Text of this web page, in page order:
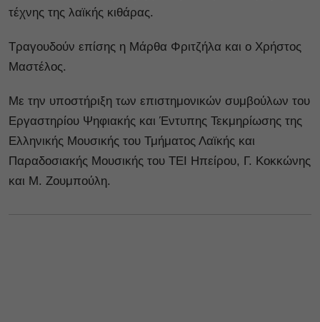
τέχνης της λαϊκής κιθάρας.
Τραγουδούν επίσης η Μάρθα Φριτζήλα και ο Χρήστος
Μαστέλος.
Με την υποστήριξη των επιστημονικών συμβούλων του
Εργαστηρίου Ψηφιακής και Έντυπης Τεκμηρίωσης της
Ελληνικής Μουσικής του Τμήματος Λαϊκής και
Παραδοσιακής Μουσικής του ΤΕΙ Ηπείρου, Γ. Κοκκώνης
και Μ. Ζουμπούλη.